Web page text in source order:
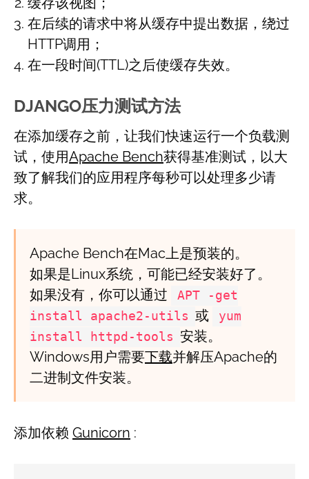
在后续的请求中将从缓存中提出数据，绕过
HTTP调用；
在一段时间(TTL)之后使缓存失效。
DJANGO压力测试方法
在添加缓存之前，让我们快速运行一个负载测
试，使用Apache Bench获得基准测试，以大
致了解我们的应用程序每秒可以处理多少请
求。
Apache Bench在Mac上是预装的。
如果是Linux系统，可能已经安装好了。
如果没有，你可以通过
APT -get
install apache2-utils 或
yum
install httpd-tools 安装。
Windows用户需要下载并解压Apache的
二进制文件安装。
添加依赖 Gunicorn :